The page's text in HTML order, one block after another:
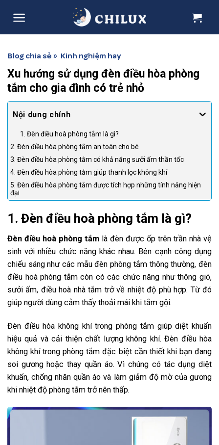
Blog chia sẻ » Kinh nghiệm hay
Xu hướng sử dụng đèn điều hòa phòng
tắm cho gia đình có trẻ nhỏ
1. Đèn điều hoà phòng tắm là gì?
2. Đèn điều hòa phòng tắm an toàn cho bé
3. Đèn điều hòa phòng tắm có khả năng sưởi ấm thần tốc
4. Đèn điều hòa phòng tắm giúp thanh lọc không khí
5. Đèn điều hòa phòng tắm được tích hợp những tính năng hiện
đại
1. Đèn điều hoà phòng tắm là gì?
Đèn điều hoà phòng tắm là đèn được ốp trên trần nhà vệ
sinh với nhiều chức năng khác nhau. Bên cạnh công dụng
chiếu sáng như các mẫu đèn phòng tắm thông thường, đèn
điều hoà phòng tắm còn có các chức năng như thông gió,
sưởi ấm, điều hoà nhà tắm trở về nhiệt độ phù hợp. Từ đó
giúp người dùng cảm thấy thoải mái khi tắm gội.
Đèn điều hòa không khí trong phòng tắm giúp diệt khuẩn
hiệu quả và cải thiện chất lượng không khí. Đèn điều hòa
không khí trong phòng tắm đặc biệt cần thiết khi bạn đang
soi gương hoặc thay quần áo. Vì chúng có tác dụng diệt
khuẩn, chống nhăn quần áo và làm giảm độ mờ của gương
khi nhiệt độ phòng tắm trở nên thấp.